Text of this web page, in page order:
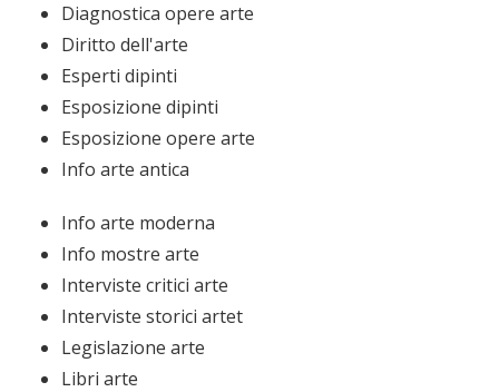
Diagnostica opere arte
Diritto dell'arte
Esperti dipinti
Esposizione dipinti
Esposizione opere arte
Info arte antica
Info arte moderna
Info mostre arte
Interviste critici arte
Interviste storici artet
Legislazione arte
Libri arte